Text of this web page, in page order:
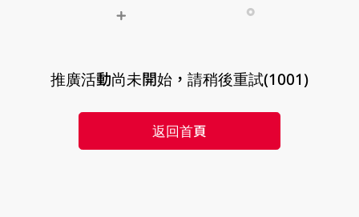
推廣活動尚未開始，請稍後重試(1001)
返回首頁